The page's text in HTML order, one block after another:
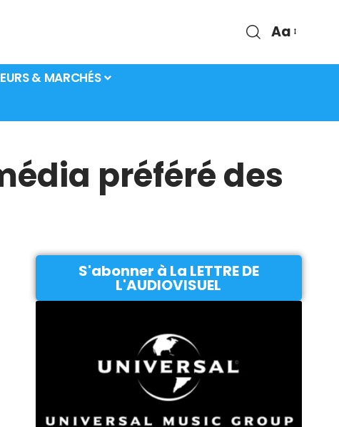
Aa
& MARCHÉS
préféré des
S'abonner à La LETTRE DE
L'AUDIOVISUEL